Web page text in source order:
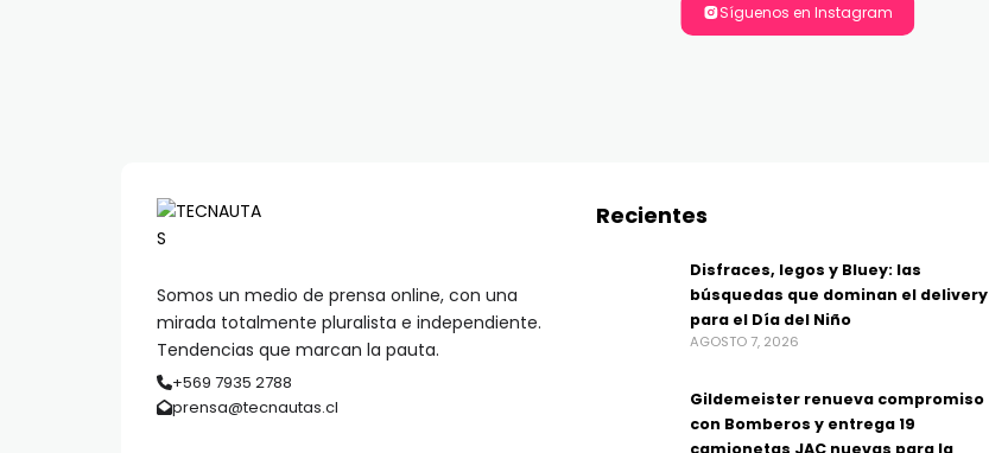
Síguenos en Instagram
Somos un medio de prensa online, con una
mirada totalmente pluralista e independiente.
Tendencias que marcan la pauta.
+569 7935 2788
prensa@tecnautas.cl
Recientes
Disfraces, legos y Bluey: las
búsquedas que dominan el delivery
para el Día del Niño
AGOSTO 7, 2026
Gildemeister renueva compromiso
con Bomberos y entrega 19